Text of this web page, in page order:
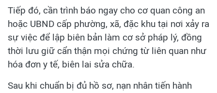
Tiếp đó, cần trình báo ngay cho cơ quan công an
hoặc UBND cấp phường, xã, đặc khu tại nơi xảy ra
sự việc để lập biên bản làm cơ sở pháp lý, đồng
thời lưu giữ cẩn thận mọi chứng từ liên quan như
hóa đơn y tế, biên lai sửa chữa.
Sau khi chuẩn bị đủ hồ sơ, nạn nhân tiến hành